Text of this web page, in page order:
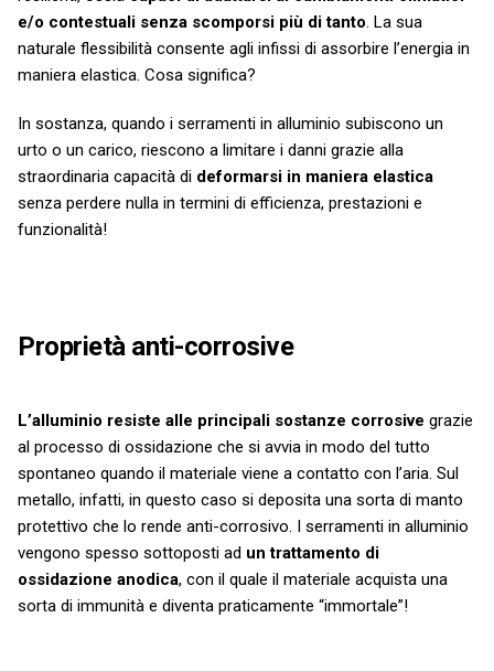
e/o contestuali senza scomporsi più di tanto. La sua
naturale flessibilità consente agli infissi di assorbire l’energia in
maniera elastica. Cosa significa?
In sostanza, quando i serramenti in alluminio subiscono un
urto o un carico, riescono a limitare i danni grazie alla
straordinaria capacità di deformarsi in maniera elastica
senza perdere nulla in termini di efficienza, prestazioni e
funzionalità!
Proprietà anti-corrosive
L’alluminio resiste alle principali sostanze corrosive grazie
al processo di ossidazione che si avvia in modo del tutto
spontaneo quando il materiale viene a contatto con l’aria. Sul
metallo, infatti, in questo caso si deposita una sorta di manto
protettivo che lo rende anti-corrosivo. I serramenti in alluminio
vengono spesso sottoposti ad un trattamento di
ossidazione anodica, con il quale il materiale acquista una
sorta di immunità e diventa praticamente “immortale”!